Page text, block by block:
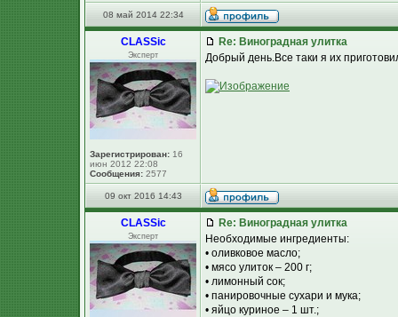
08 май 2014 22:34
CLASSic
Эксперт
Зарегистрирован: 16
июн 2012 22:08
Сообщения: 2577
Re: Виноградная улитка
Добрый день.Все таки я их
09 окт 2016 14:43
CLASSic
Эксперт
Re: Виноградная улитка
Необходимые ингредиенты:
• оливковое масло;
• мясо улиток – 200 г;
• лимонный сок;
• панировочные сухари и мука;
• яйцо куриное – 1 шт.;